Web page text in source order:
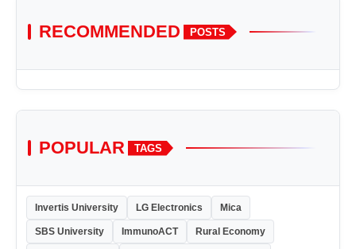
RECOMMENDED POSTS
POPULAR TAGS
Invertis University LG Electronics Mica
SBS University ImmunoACT Rural Economy